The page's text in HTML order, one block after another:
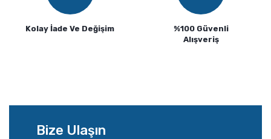
Kolay İade Ve Değişim
%100 Güvenli
Alışveriş
Bize Ulaşın